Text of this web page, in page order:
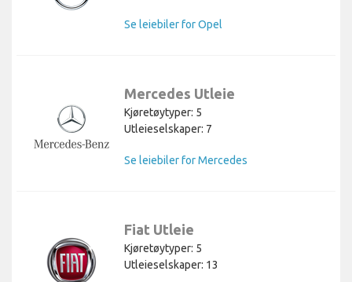
Se leiebiler for Opel
Mercedes Utleie
Kjøretøytyper: 5
Utleieselskaper: 7
Se leiebiler for Mercedes
Fiat Utleie
Kjøretøytyper: 5
Utleieselskaper: 13